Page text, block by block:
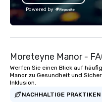
hiding place for valuable
even people during times of
In the 18th and 19th
enjoying the warmth and
of this rural haven. The
location contributed to its
bustling spot of activity for
Powered by
Moreteyne Manor -
Werfen Sie einen Blick auf
Manor zu Gesundheit und
Inklusion.
NACHHALTIGE PRAKTIKEN